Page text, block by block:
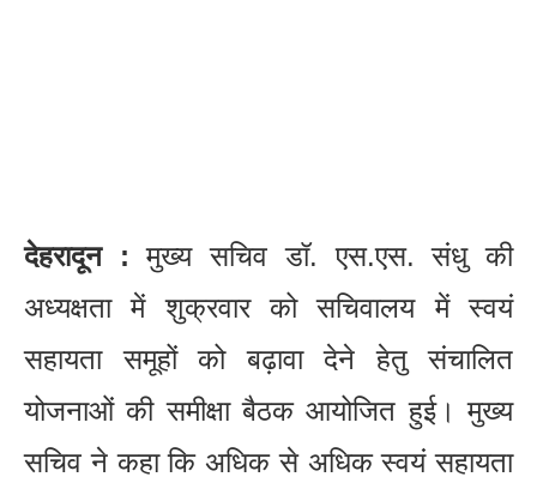
देहरादून : मुख्य सचिव डॉ. एस.एस. संधु की
अध्यक्षता में शुक्रवार को सचिवालय में स्वयं
सहायता समूहों को बढ़ावा देने हेतु संचालित
योजनाओं की समीक्षा बैठक आयोजित हुई। मुख्य
सचिव ने कहा कि अधिक से अधिक स्वयं सहायता